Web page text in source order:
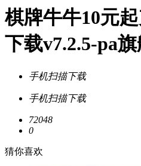
棋牌牛牛10元
下载v7.2.5-pa
手机扫描下载
手机扫描下载
72048
0
猜你喜欢